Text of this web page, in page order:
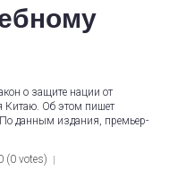
о защите нации от
Китаю. Об этом пишет
данным издания, премьер-
(0 votes)